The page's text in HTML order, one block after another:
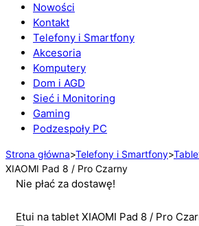
Nowości
Kontakt
Telefony i Smartfony
Akcesoria
Komputery
Dom i AGD
Sieć i Monitoring
Gaming
Podzespoły PC
Strona główna>Telefony i Smartfony>
XIAOMI Pad 8 / Pro Czarny
Nie płać za dostawę!
Etui na tablet XIAOMI Pad 8 / Pro